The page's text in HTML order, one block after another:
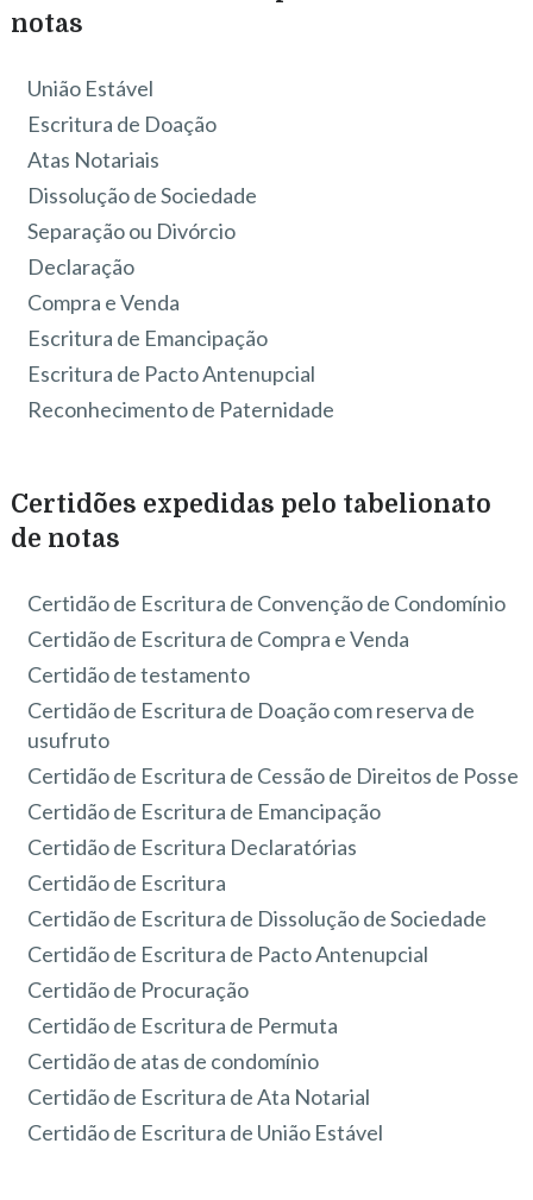
notas
União Estável
Escritura de Doação
Atas Notariais
Dissolução de Sociedade
Separação ou Divórcio
Declaração
Compra e Venda
Escritura de Emancipação
Escritura de Pacto Antenupcial
Reconhecimento de Paternidade
Certidões expedidas pelo tabelionato
de notas
Certidão de Escritura de Convenção de Condomínio
Certidão de Escritura de Compra e Venda
Certidão de testamento
Certidão de Escritura de Doação com reserva de
usufruto
Certidão de Escritura de Cessão de Direitos de Posse
Certidão de Escritura de Emancipação
Certidão de Escritura Declaratórias
Certidão de Escritura
Certidão de Escritura de Dissolução de Sociedade
Certidão de Escritura de Pacto Antenupcial
Certidão de Procuração
Certidão de Escritura de Permuta
Certidão de atas de condomínio
Certidão de Escritura de Ata Notarial
Certidão de Escritura de União Estável